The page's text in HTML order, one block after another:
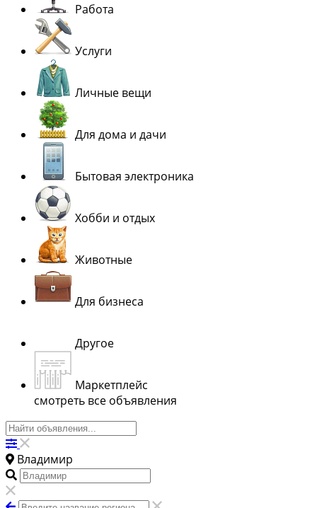
Работа
Услуги
Личные вещи
Для дома и дачи
Бытовая электроника
Хобби и отдых
Животные
Для бизнеса
Другое
Маркетплейс
смотреть все объявления
Владимир